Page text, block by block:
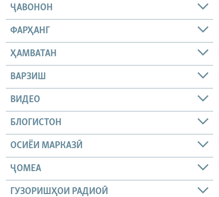
ҶАВОНОН
ФАРҲАНГ
ҲАМВАТАН
ВАРЗИШ
ВИДЕО
БЛОГИСТОН
ОСИЁИ МАРКАЗӢ
ҶОМEА
ГУЗОРИШҲОИ РАДИОӢ